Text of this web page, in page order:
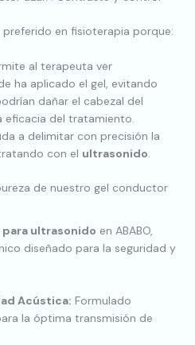
preferido en fisioterapia porque:
al terapeuta ver
ha aplicado el gel, evitando
dañar el cabezal del
eficacia del tratamiento.
a delimitar con precisión la
con el ultrasonido.
de nuestro gel conductor
ultrasonido en ABABO,
diseñado para la seguridad y
Acústica: Formulado
la óptima transmisión de